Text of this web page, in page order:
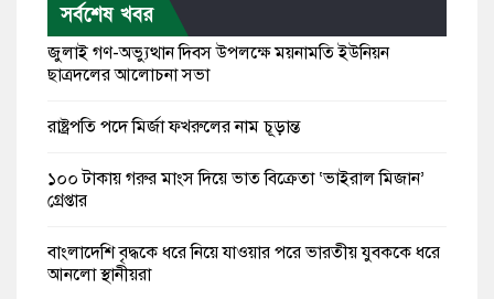
সর্বশেষ খবর
জুলাই গণ-অভ্যুত্থান দিবস উপলক্ষে ময়নামতি ইউনিয়ন
ছাত্রদলের আলোচনা সভা
রাষ্ট্রপতি পদে মির্জা ফখরুলের নাম চূড়ান্ত
১০০ টাকায় গরুর মাংস দিয়ে ভাত বিক্রেতা ‘ভাইরাল মিজান’
গ্রেপ্তার
বাংলাদেশি বৃদ্ধকে ধরে নিয়ে যাওয়ার পরে ভারতীয় যুবককে ধরে
আনলো স্থানীয়রা